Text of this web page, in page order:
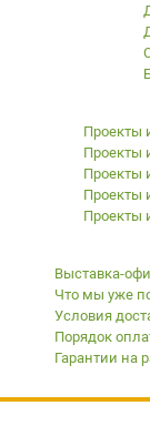
Проекты
Проекты
Проекты
Проекты
Проекты
Выставка-
Что мы уже
Условия
Порядок
Гарантии на